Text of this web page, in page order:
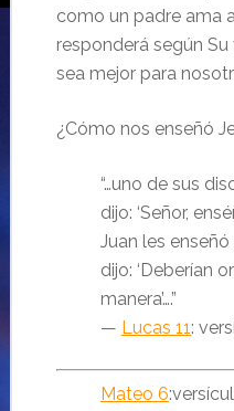
como un padre ama
responderá según
sea mejor para
¿Cómo nos enseñó
“…uno de sus
dijo: ‘Señor,
Juan les enseñó
dijo: ‘Deberían
manera’….”
— Lucas 11:
Mateo 6